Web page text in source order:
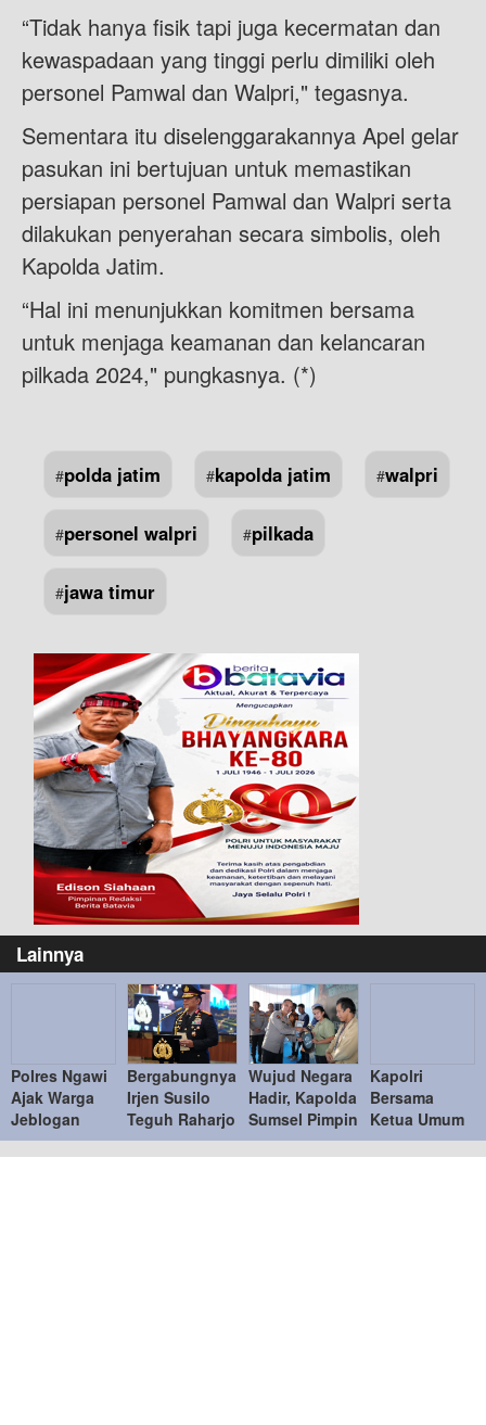
“Tidak hanya fisik tapi juga kecermatan dan
kewaspadaan yang tinggi perlu dimiliki oleh
personel Pamwal dan Walpri," tegasnya.
Sementara itu diselenggarakannya Apel gelar
pasukan ini bertujuan untuk memastikan
persiapan personel Pamwal dan Walpri serta
dilakukan penyerahan secara simbolis, oleh
Kapolda Jatim.
“Hal ini menunjukkan komitmen bersama
untuk menjaga keamanan dan kelancaran
pilkada 2024," pungkasnya. (*)
#polda jatim #kapolda jatim #walpri
#personel walpri #pilkada
#jawa timur
Lainnya
Polres Ngawi
Ajak Warga
Jeblogan
Lawan Hoaks,
Wujudkan
Bergabungnya
Irjen Susilo
Teguh Raharjo
ke UBISA
Perkuat Pusat
Wujud Negara
Hadir, Kapolda
Sumsel Pimpin
Penyerahan
Barang Bukti
Kapolri
Bersama
Ketua Umum
Bhayangkari
Tinjau Bazar